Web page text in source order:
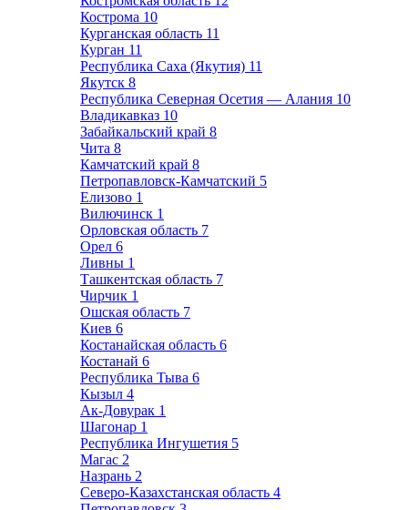
Кострома 10
Курганская область 11
Курган 11
Республика Саха (Якутия) 11
Якутск 8
Республика Северная Осетия — Алания 10
Владикавказ 10
Забайкальский край 8
Чита 8
Камчатский край 8
Петропавловск-Камчатский 5
Елизово 1
Вилючинск 1
Орловская область 7
Орел 6
Ливны 1
Ташкентская область 7
Чирчик 1
Ошская область 7
Киев 6
Костанайская область 6
Костанай 6
Республика Тыва 6
Кызыл 4
Ак-Довурак 1
Шагонар 1
Республика Ингушетия 5
Магас 2
Назрань 2
Северо-Казахстанская область 4